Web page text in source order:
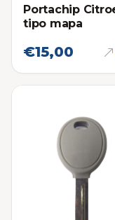
Portachip
tipo mapa
€15,00